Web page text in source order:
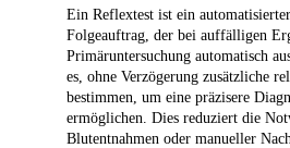
Ein Reflextest ist ein
Folgeauftrag, der bei auffälligen
Primäruntersuchung automatisch
es, ohne Verzögerung zusätzliche
bestimmen, um eine präzisere
ermöglichen. Dies reduziert die
Blutentnahmen oder manueller